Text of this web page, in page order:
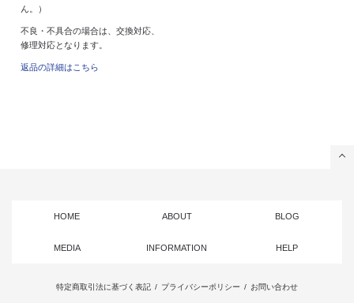
ん。）
不良・不具合の場合は、交換対応、
修理対応となります。
返品の詳細はこちら
HOME ABOUT BLOG
MEDIA INFORMATION HELP
特定商取引法に基づく表記 / プライバシーポリシー / お問い合わせ